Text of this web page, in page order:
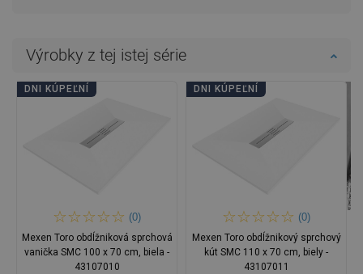
Výrobky z tej istej série
DNI KÚPEĽNÍ
(0)
Mexen Toro obdĺžniková sprchová
vanička SMC 100 x 70 cm, biela -
43107010
DNI KÚPEĽNÍ
(0)
Mexen Toro obdĺžnikový sprchový
kút SMC 110 x 70 cm, biely -
43107011